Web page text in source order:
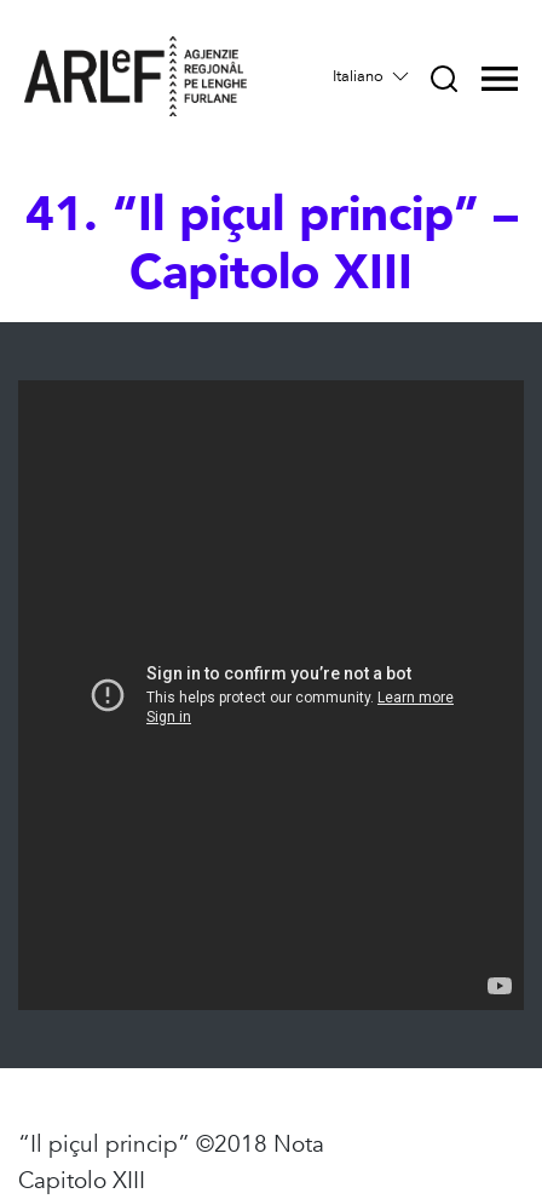
Italiano
41. “Il piçul princip” –
Capitolo XIII
“Il piçul princip” ©2018 Nota
Capitolo XIII